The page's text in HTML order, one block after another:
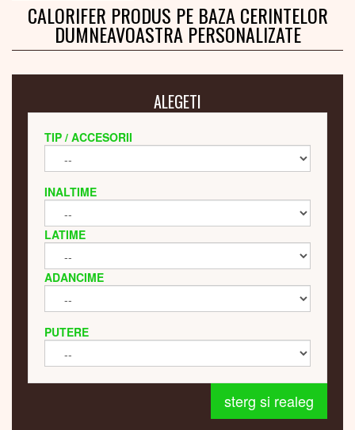
CALORIFER PRODUS PE BAZA CERINTELOR
DUMNEAVOASTRA PERSONALIZATE
ALEGETI
TIP / ACCESORII
INALTIME
LATIME
ADANCIME
PUTERE
sterg si realeg